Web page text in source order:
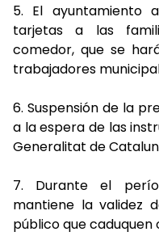
5. El ayuntamiento
tarjetas a las
comedor, que se
trabajadores
6. Suspensión de la
a la espera de las
Generalitat de
7.
Durante el
mantiene la validez
público que caduquen